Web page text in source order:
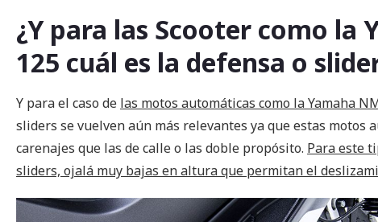
¿Y para las Scooter como la
125 cuál es la defensa o
Y para el caso de las motos automáticas como la Yamaha
sliders se vuelven aún más relevantes ya que estas
carenajes que las de calle o las doble propósito. Para este
sliders, ojalá muy bajas en altura que permitan el